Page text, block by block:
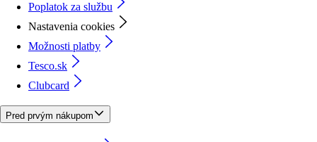
Poplatok za službu
Nastavenia cookies
Možnosti platby
Tesco.sk
Clubcard
Pred prvým nákupom